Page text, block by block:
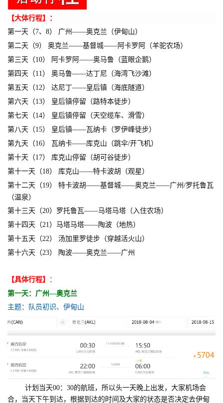
【大体行程】：
第一天（7、8） 广州——奥克兰（伊甸山）
第二天（9） 奥克兰——基督城——阿卡罗阿（羊驼农场）
第三天（10） 阿卡罗阿——奥马鲁（蓝眼企鹅）
第四天（11） 奥马鲁——达丁尼（海湾飞沙滩）
第五天（12） 达尼丁——皇后镇（海底隧道）
第六天（13） 皇后镇停留（路特本徒步）
第七天（14） 皇后镇停留（天空缆车、滑雪）
第八天（15） 皇后镇——瓦纳卡（罗伊峰徒步）
第九天（16） 瓦纳卡——库克山（跳伞/开飞机）
第十天（17） 库克山停留（胡可谷徒步）
第十一天（18） 库克山——特卡波胡（观星）
第十二天（19） 特卡波胡——基督城——奥克兰——广州/罗托鲁瓦
（温泉）
第十三天（20） 罗托鲁瓦——马塔马塔（入住农场）
第十四天（21）马塔马塔——陶波（地热）
第十五天（22） 汤加里罗徒步（穿越活火山）
第十六天（23） 陶波——奥克兰——广州
【具体行程】
：
第一天：广州—奥克兰
主题：队员初识、伊甸山
计划当天00：30的航班，所以头一天晚上出发，大家机场会
合，当天下午到达，根据到达的时间及大家的状态是否决定去伊甸